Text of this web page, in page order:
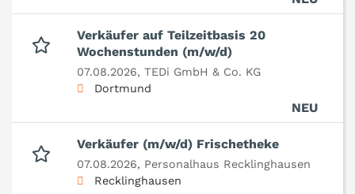
Verkäufer auf Teilzeitbasis 20
Wochenstunden (m/w/d)
07.08.2026, TEDi GmbH & Co. KG
Dortmund
NEU
Verkäufer (m/w/d) Frischetheke
07.08.2026, Personalhaus Recklinghausen
Recklinghausen